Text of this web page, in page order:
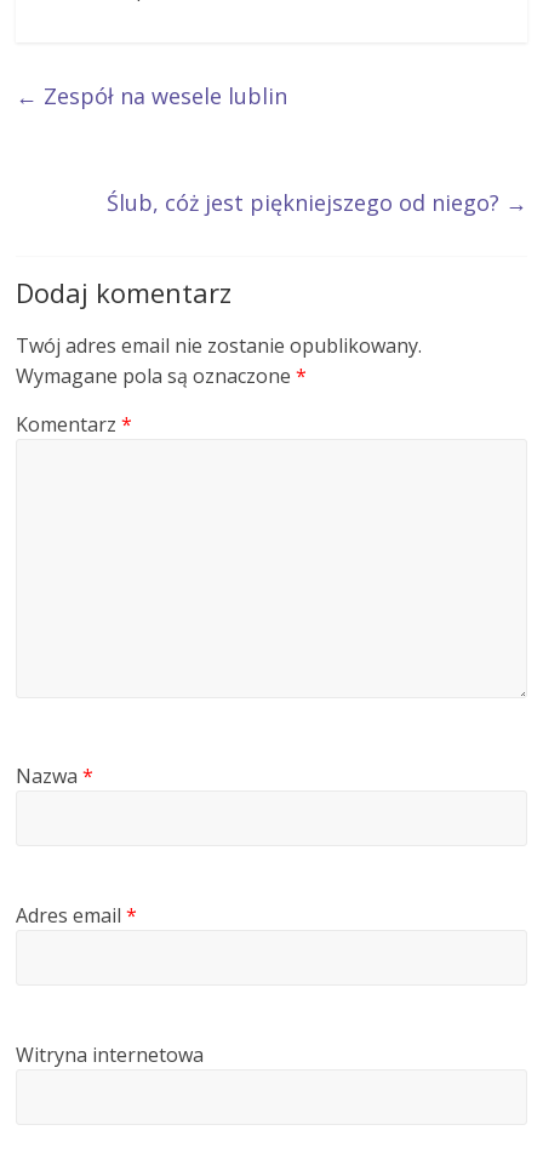
← Zespół na wesele lublin
Ślub, cóż jest piękniejszego od niego? →
Dodaj komentarz
Twój adres email nie zostanie opublikowany.
Wymagane pola są oznaczone*
Komentarz*
Nazwa*
Adres email*
Witryna internetowa